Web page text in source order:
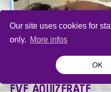
Our site uses cookies for
only. More infos
OK
EVE AOUIZERATE